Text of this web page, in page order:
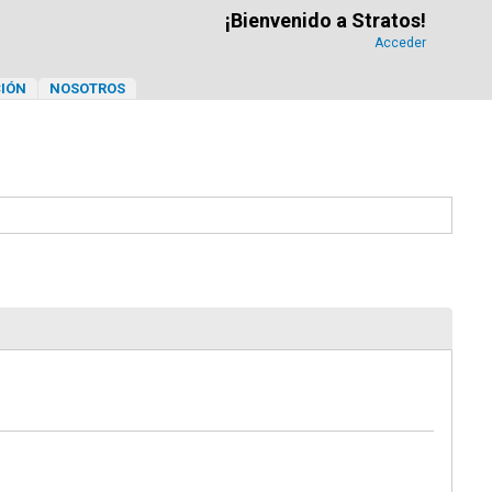
¡Bienvenido a Stratos!
Acceder
NOSOTROS